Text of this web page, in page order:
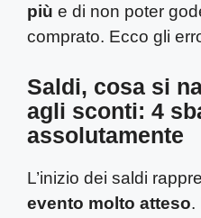
più e di non poter
comprato. Ecco gli
Saldi, cosa si
agli sconti: 4
assolutamente
L’inizio dei saldi
evento molto atteso.